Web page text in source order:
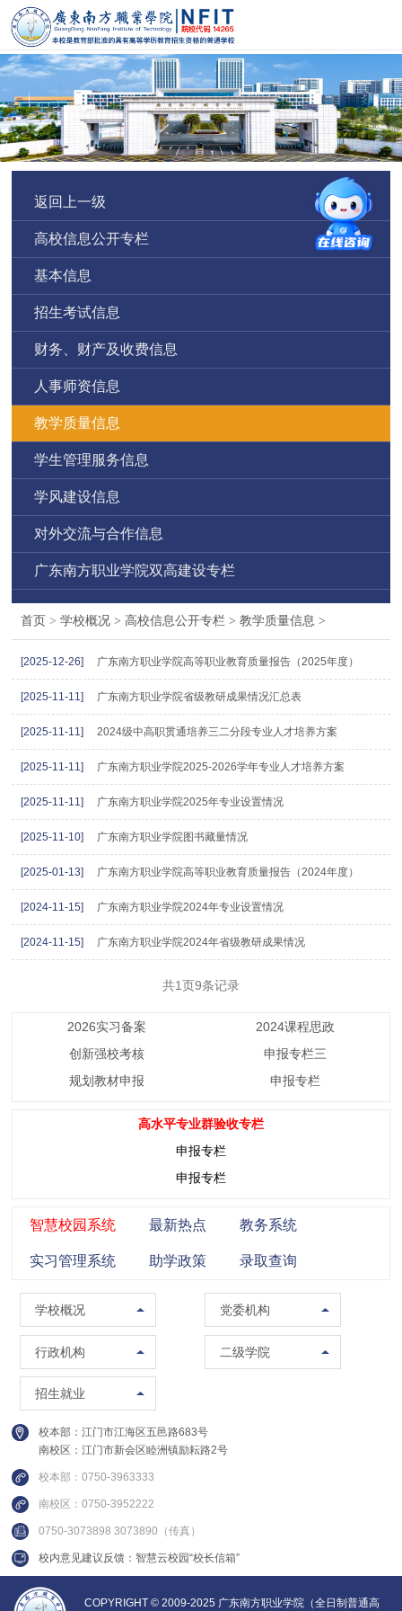
返回上一级
高校信息公开专栏
基本信息
招生考试信息
财务、财产及收费信息
人事师资信息
教学质量信息
学生管理服务信息
学风建设信息
对外交流与合作信息
广东南方职业学院双高建设专栏
首页 >学校概况 > 高校信息公开专栏 >教学质量信息 >
[2025-12-26] 广东南方职业学院高等职业教育质量报告（2025年度）
[2025-11-11] 广东南方职业学院省级教研成果情况汇总表
[2025-11-11] 2024级中高职贯通培养三二分段专业人才培养方案
[2025-11-11] 广东南方职业学院2025-2026学年专业人才培养方案
[2025-11-11] 广东南方职业学院2025年专业设置情况
[2025-11-10] 广东南方职业学院图书藏量情况
[2025-01-13] 广东南方职业学院高等职业教育质量报告（2024年度）
[2024-11-15] 广东南方职业学院2024年专业设置情况
[2024-11-15] 广东南方职业学院2024年省级教研成果情况
共1页9条记录
2026实习备案
2024课程思政
创新强校考核
申报专栏三
规划教材申报
申报专栏
高水平专业群验收专栏
申报专栏
申报专栏
智慧校园系统
实习管理系统
最新热点
助学政策
教务系统
录取查询
学校概况
学校概况
校训精神
现任领导
组织架构
联系方式
视频集锦
党委机构
党委组织部（党校）
党委宣传部（普法办公室）
党委统战部
行政机构
党政办公室（法制办公室）
南校区管委会办公室
人事处（教师发展中心）
教务处
质量与评建办公室
数据中心
建设发展处
实训中心
二级学院
马克思主义学院
管理学院
招生就业
招生办公室
继续教育学院
创新精英班
校本部：江门市江海区五邑路683号
南校区：江门市新会区睦洲镇励耘路2号
校本部：0750-3963333
南校区：0750-3952222
0750-3073898 3073890（传真）
校内意见建议反馈：智慧云校园“校长信箱”
COPYRIGHT © 2009-2025 广东南方职业学院（全日制普通高